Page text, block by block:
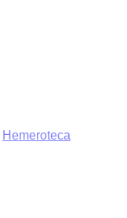
Hemeroteca